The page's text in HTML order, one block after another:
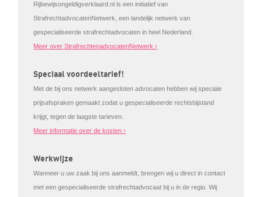
Rijbewijsongeldigverklaard.nl is een initiatief van
StrafrechtadvocatenNetwerk, een landelijk netwerk van
gespecialiseerde strafrechtadvocaten in heel Nederland.
Meer over StrafrechtenadvocatenNetwerk ›
Speciaal voordeeltarief!
Met de bij ons netwerk aangesloten advocaten hebben wij speciale
prijsafspraken gemaakt zodat u gespecialiseerde rechtsbijstand
krijgt, tegen de laagste tarieven.
Meer informatie over de kosten ›
Werkwijze
Wanneer u uw zaak bij ons aanmeldt, brengen wij u direct in contact
met een gespecialiseerde strafrechtadvocaat bij u in de regio. Wij